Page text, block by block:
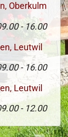
Oberkulm
- 16.00
Leutwil
- 16.00
Leutwil
- 12.00